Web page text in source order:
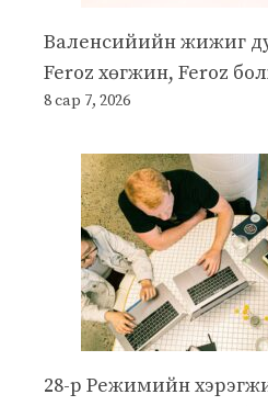
Валенсийийн жижиг
Feroz хөгжин, Feroz
8 сар 7, 2026
28-р Режимийн